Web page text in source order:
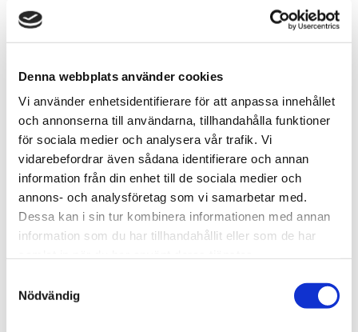
Denna webbplats använder cookies
Vi använder enhetsidentifierare för att anpassa innehållet
och annonserna till användarna, tillhandahålla funktioner
för sociala medier och analysera vår trafik. Vi
vidarebefordrar även sådana identifierare och annan
information från din enhet till de sociala medier och
annons- och analysföretag som vi samarbetar med.
Dessa kan i sin tur kombinera informationen med annan
information som du har tillhandahållit eller som de har
Nödvändig
89sek
Lägg till i favoriter
Lagerstatus
Artikelnr
AL2067
Leveranstid
skickas från oss inom 0-1 vardagar
Allmänt